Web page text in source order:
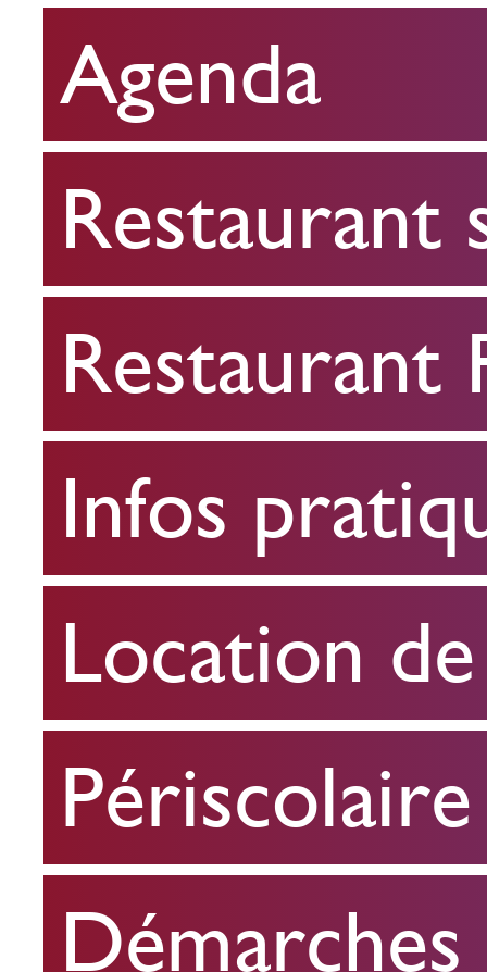
Restaurant
scolaire
Restaurant
FPA
Infos
pratiques
Location
de
salle
Périscolaire
Agenda
Restaurant
Restaurant
Infos
Location
Périscolaire